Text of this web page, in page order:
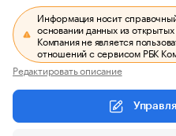
Информация носит
основании данных из открытых
Компания не является
отношений с сервисом РБК
Редактировать описание